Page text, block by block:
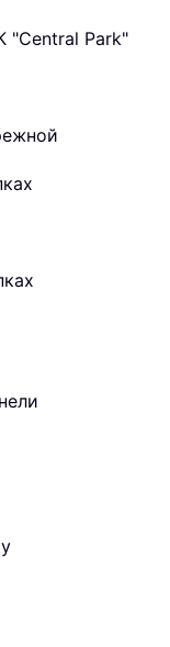
"Central Park"